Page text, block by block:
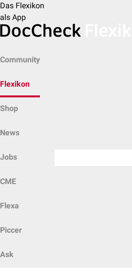
Das Flexikon
als App
Community
Flexikon
Shop
News
Jobs
CME
Flexa
Piccer
Ask